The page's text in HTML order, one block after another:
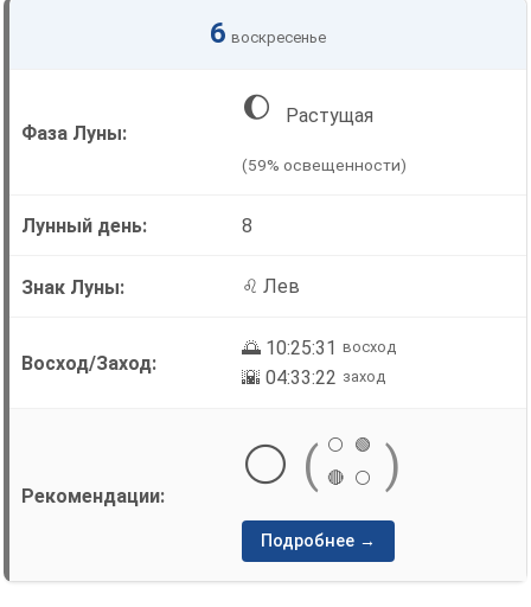
6 воскресенье
🌔 Растущая
(59% освещенности)
8
♌ Лев
🌅 10:25:31 восход
🌇 04:33:22 заход
⚪ ( ⚪
🟢
🔴
⚪ )
Подробнее →